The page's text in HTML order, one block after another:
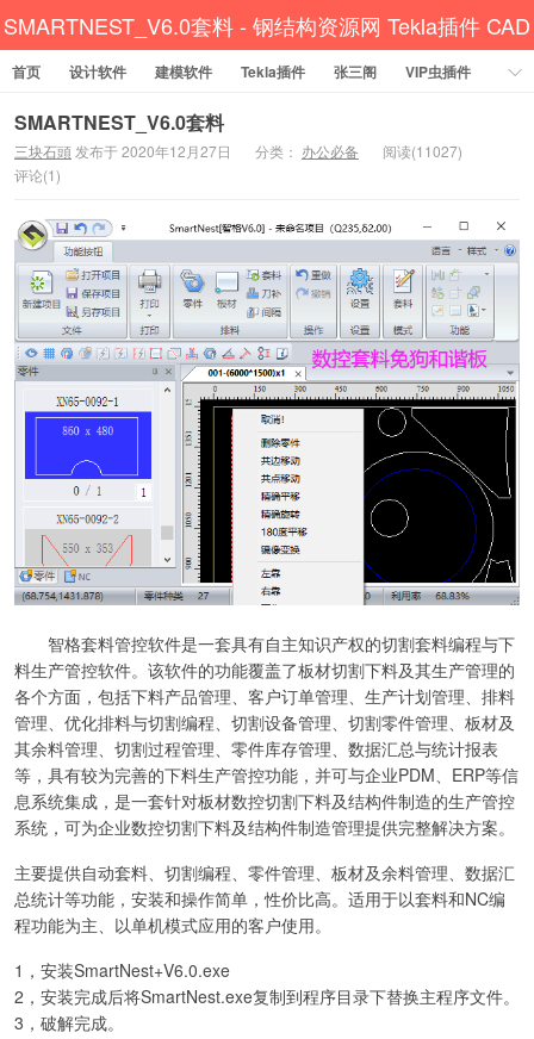
SMARTNEST_V6.0套料 - 钢结构资源网 Tekla插件 CAD
工具 犀牛GH汉化 套料
首页 设计软件 建模软件 Tekla插件 张三阁
VIP虫插件
CAD插件
定尺提料 贱人工具箱
资讯教程
工程模型 关于网站
SMARTNEST_V6.0套料
三块石頭 发布于 2020年12月27日 分类： 办公必备
阅读(11027)
评论(1)
智格套料管控软件是一套具有自主知识产权的切割套料编程与下
料生产管控软件。该软件的功能覆盖了板材切割下料及其生产管理的
各个方面，包括下料产品管理、客户订单管理、生产计划管理、排料
管理、优化排料与切割编程、切割设备管理、切割零件管理、板材及
其余料管理、切割过程管理、零件库存管理、数据汇总与统计报表
等，具有较为完善的下料生产管控功能，并可与企业PDM、ERP等信
息系统集成，是一套针对板材数控切割下料及结构件制造的生产管控
系统，可为企业数控切割下料及结构件制造管理提供完整解决方案。
主要提供自动套料、切割编程、零件管理、板材及余料管理、数据汇
总统计等功能，安装和操作简单，性价比高。适用于以套料和NC编
程功能为主、以单机模式应用的客户使用。
1，安装SmartNest+V6.0.exe
2，安装完成后将SmartNest.exe复制到程序目录下替换主程序文件。
3，破解完成。